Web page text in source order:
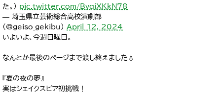
た。) pic.twitter.com/BvqiXKkN78
— 埼玉県立芸術総合高校演劇部
(@geiso_gekibu) April 12, 2024
いよいよ、今週日曜日。
なんとか最後のページまで渡し終えました💧
『夏の夜の夢』
実はシェイクスピア初挑戦！